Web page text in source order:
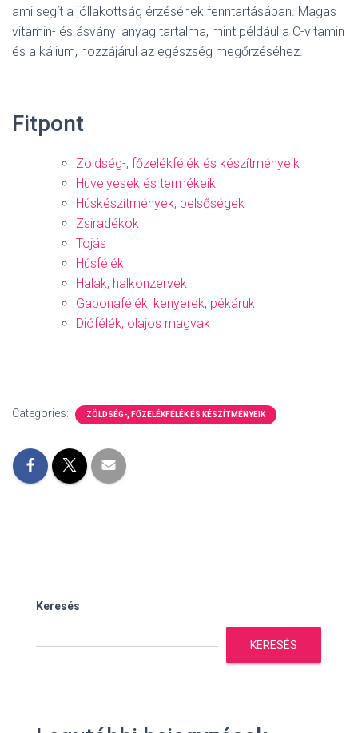
ami segít a jóllakottság érzésének fenntartásában. Magas
vitamin- és ásványi anyag tartalma, mint például a C-vitamin
és a kálium, hozzájárul az egészség megőrzéséhez.
Fitpont
Zöldség-, főzelékfélék és készítményeik
Hüvelyesek és termékeik
Húskészítmények, belsőségek
Zsiradékok
Tojás
Húsfélék
Halak, halkonzervek
Gabonafélék, kenyerek, pékáruk
Diófélék, olajos magvak
Categories: ZÖLDSÉG-, FŐZELÉKFÉLÉK ÉS KÉSZÍTMÉNYEIK
Keresés
KERESÉS